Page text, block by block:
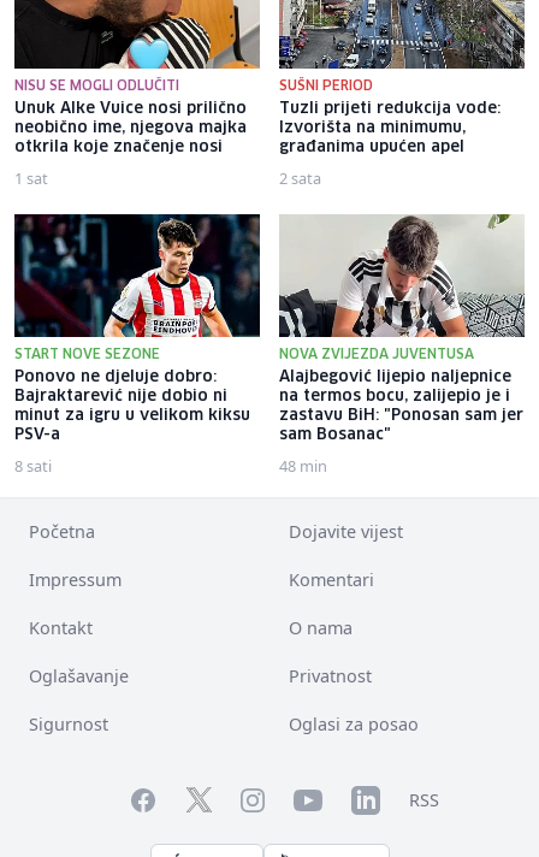
NISU SE MOGLI ODLUČITI
Unuk Alke Vuice nosi prilično
neobično ime, njegova majka
otkrila koje značenje nosi
1 sat
SUŠNI PERIOD
Tuzli prijeti redukcija vode:
Izvorišta na minimumu,
građanima upućen apel
2 sata
START NOVE SEZONE
Ponovo ne djeluje dobro:
Bajraktarević nije dobio ni
minut za igru u velikom kiksu
PSV-a
8 sati
NOVA ZVIJEZDA JUVENTUSA
Alajbegović lijepio naljepnice
na termos bocu, zalijepio je i
zastavu BiH: "Ponosan sam jer
sam Bosanac"
48 min
Početna Dojavite vijest
Impressum Komentari
Kontakt O nama
Oglašavanje Privatnost
Sigurnost Oglasi za posao
FacebookTwitterInstagramYouTubeLinkedInRSS